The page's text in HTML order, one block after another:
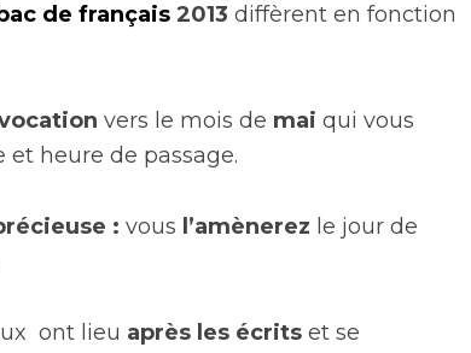
bac de français 2013 diffèrent en fonction
vers le mois de mai qui vous
heure de passage.
: vous l’amènerez le jour de
ont lieu après les écrits et se